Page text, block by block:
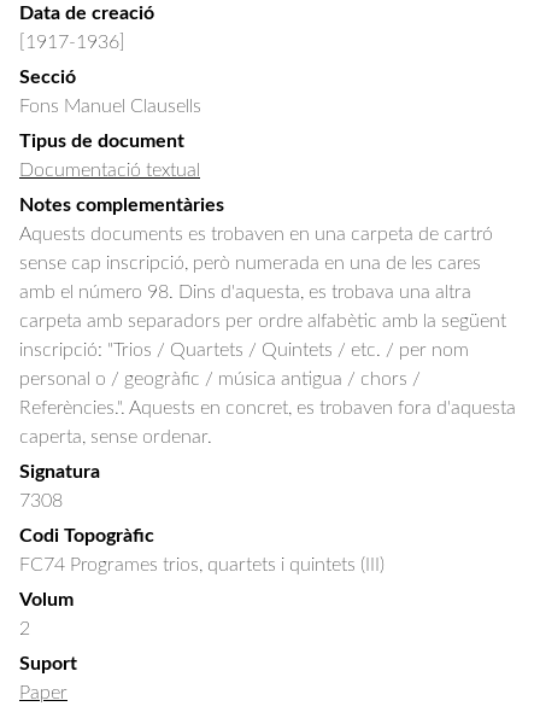
Data de creació
[1917-1936]
Secció
Fons Manuel Clausells
Tipus de document
Documentació textual
Notes complementàries
Aquests documents es trobaven en una carpeta de cartró
sense cap inscripció, però numerada en una de les cares
amb el número 98. Dins d'aquesta, es trobava una altra
carpeta amb separadors per ordre alfabètic amb la següent
inscripció: "Trios / Quartets / Quintets / etc. / per nom
personal o / geogràfic / música antigua / chors /
Referències.". Aquests en concret, es trobaven fora d'aquesta
caperta, sense ordenar.
Signatura
7308
Codi Topogràfic
FC74 Programes trios, quartets i quintets (III)
Volum
2
Suport
Paper